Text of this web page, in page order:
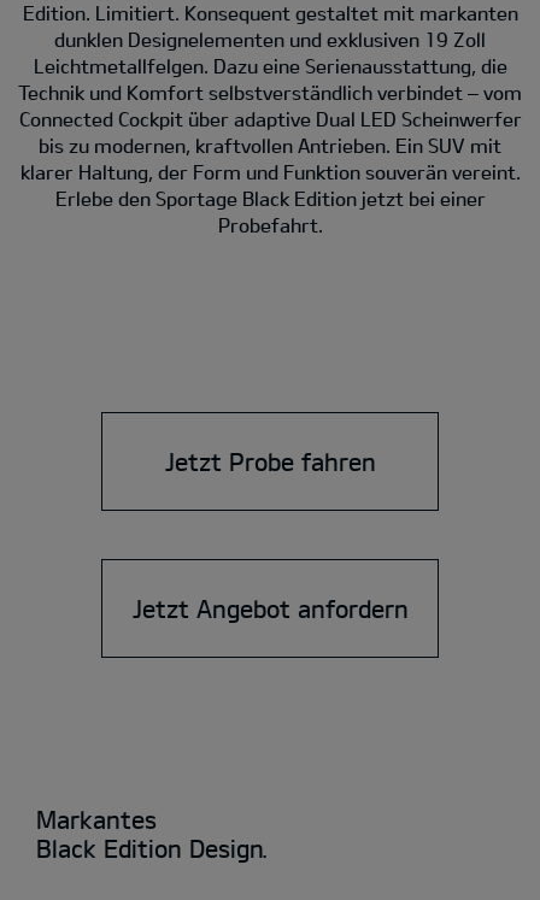
Edition. Limitiert. Konsequent gestaltet mit markanten
dunklen Designelementen und exklusiven 19 Zoll
Leichtmetallfelgen. Dazu eine Serienausstattung, die
Technik und Komfort selbstverständlich verbindet – vom
Connected Cockpit über adaptive Dual LED Scheinwerfer
bis zu modernen, kraftvollen Antrieben. Ein SUV mit
klarer Haltung, der Form und Funktion souverän vereint.
Erlebe den Sportage Black Edition jetzt bei einer
Probefahrt.
Jetzt Probe fahren
Jetzt Angebot anfordern
Markantes
Black Edition Design.